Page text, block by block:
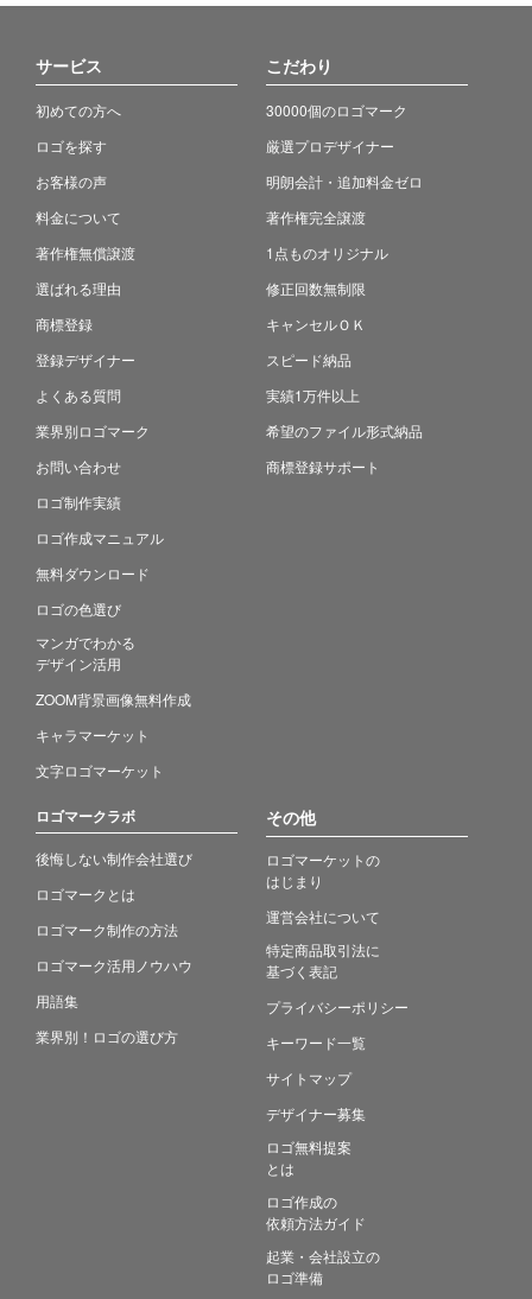
サービス
初めての方へ
ロゴを探す
お客様の声
料金について
著作権無償譲渡
選ばれる理由
商標登録
登録デザイナー
よくある質問
業界別ロゴマーク
お問い合わせ
ロゴ制作実績
ロゴ作成マニュアル
無料ダウンロード
ロゴの色選び
マンガでわかる
デザイン活用
ZOOM背景画像無料作成
キャラマーケット
文字ロゴマーケット
こだわり
30000個のロゴマーク
厳選プロデザイナー
明朗会計・追加料金ゼロ
著作権完全譲渡
1点ものオリジナル
修正回数無制限
キャンセルＯＫ
スピード納品
実績1万件以上
希望のファイル形式納品
商標登録サポート
ロゴマークラボ
後悔しない制作会社選び
ロゴマークとは
ロゴマーク制作の方法
ロゴマーク活用ノウハウ
用語集
業界別！ロゴの選び方
その他
ロゴマーケットの
はじまり
運営会社について
特定商品取引法に
基づく表記
プライバシーポリシー
キーワード一覧
サイトマップ
デザイナー募集
ロゴ無料提案
とは
ロゴ作成の
依頼方法ガイド
起業・会社設立の
ロゴ準備